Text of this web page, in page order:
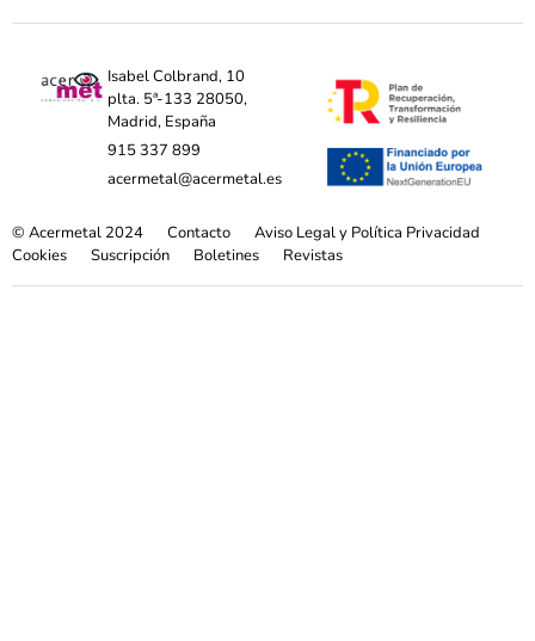
Isabel Colbrand, 10
plta. 5ª-133 28050,
Madrid, España
915 337 899
acermetal@acermetal.es
© Acermetal 2024 Contacto
Aviso Legal y Política Privacidad
Cookies
Suscripción Boletines Revistas